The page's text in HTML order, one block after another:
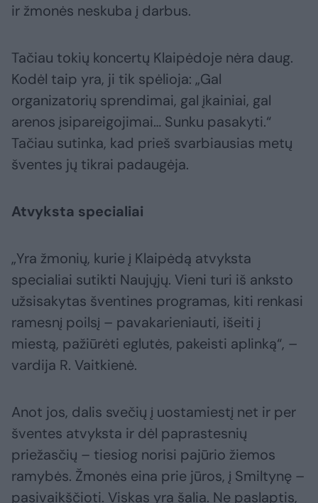
ir žmonės neskuba į darbus.
Tačiau tokių koncertų Klaipėdoje nėra daug.
Kodėl taip yra, ji tik spėlioja: „Gal
organizatorių sprendimai, gal įkainiai, gal
arenos įsipareigojimai… Sunku pasakyti.“
Tačiau sutinka, kad prieš svarbiausias metų
šventes jų tikrai padaugėja.
Atvyksta specialiai
„Yra žmonių, kurie į Klaipėdą atvyksta
specialiai sutikti Naujųjų. Vieni turi iš anksto
užsisakytas šventines programas, kiti renkasi
ramesnį poilsį – pavakarieniauti, išeiti į
miestą, pažiūrėti eglutės, pakeisti aplinką“, –
vardija R. Vaitkienė.
Anot jos, dalis svečių į uostamiestį net ir per
šventes atvyksta ir dėl paprastesnių
priežasčių – tiesiog norisi pajūrio žiemos
ramybės. Žmonės eina prie jūros, į Smiltynę –
pasivaikščioti. Viskas yra šalia. Ne paslaptis,